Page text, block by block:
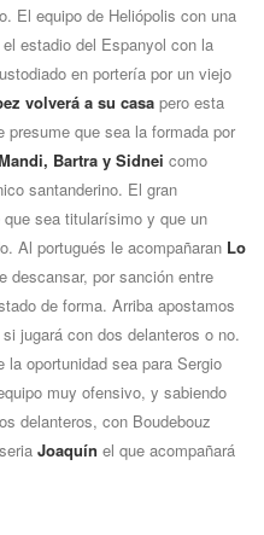
El equipo de Heliópolis con una
estadio del Espanyol con la
en porterí­a por un viejo
volverá a su casa pero esta
que sea la formada por
Bartra y Sidnei como
santanderino. El gran
que sea titularí­simo y que un
Al portugués le acompañaran Lo
descansar, por sanción entre
de forma. Arriba apostamos
jugará con dos delanteros o no.
oportunidad sea para Sergio
muy ofensivo, y sabiendo
delanteros, con Boudebouz
Joaquí­n el que acompañará